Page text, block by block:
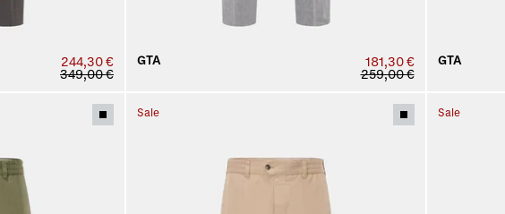
244,30 €
349,00 €
GTA
181,30 €
259,00 €
GTA
Sale Sale